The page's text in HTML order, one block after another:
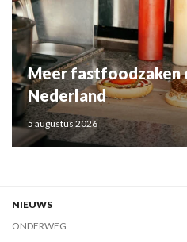
Meer fastfoodzaken
Nederland
5 augustus 2026
NIEUWS
ONDERWEG